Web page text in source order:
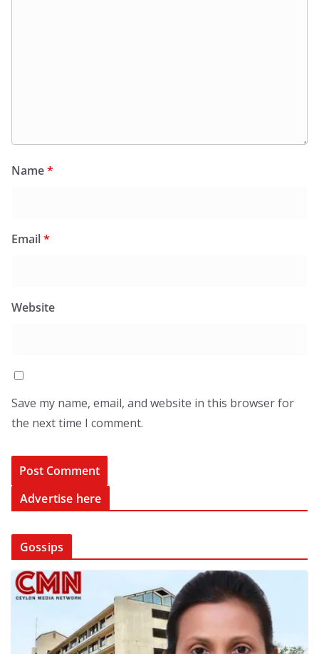
Name*
Email*
Website
Save my name, email, and website in this browser for
the next time I comment.
Advertise here
Gossips